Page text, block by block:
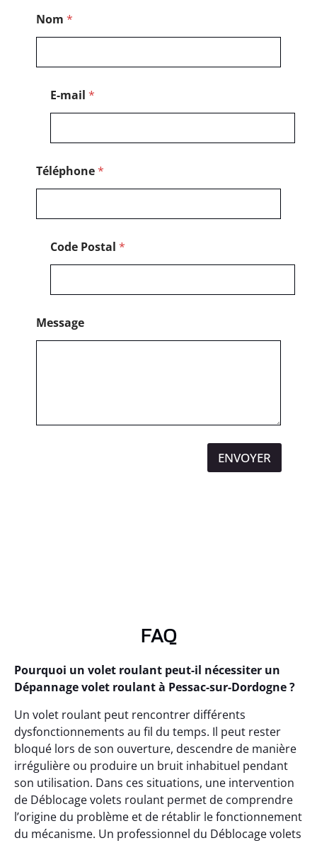
Nom *
E-mail *
Téléphone*
Code Postal *
Message
ENVOYER
FAQ
Pourquoi un volet roulant peut-il nécessiter un
Dépannage volet roulant à Pessac-sur-Dordogne ?
Un volet roulant peut rencontrer différents
dysfonctionnements au fil du temps. Il peut rester
bloqué lors de son ouverture, descendre de manière
irrégulière ou produire un bruit inhabituel pendant
son utilisation. Dans ces situations, une intervention
de Déblocage volets roulant permet de comprendre
l’origine du problème et de rétablir le fonctionnement
du mécanisme. Un professionnel du Déblocage volets